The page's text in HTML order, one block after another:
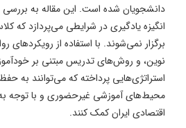
دانشجویان شده است. این مقاله به
انگیزه یادگیری در شرایطی می‌پردازد
برگزار نمی‌شوند. با استفاده از رویکردهای
نوین، و روش‌های تدریس مبتنی بر
استراتژی‌هایی پرداخته که می‌توانند به
محیط‌های آموزشی غیرحضوری و با توجه
اقتصادی ایران کمک کنند.